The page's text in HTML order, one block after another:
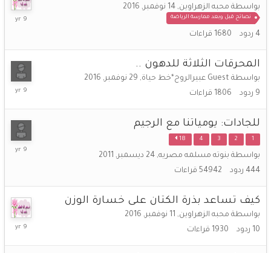
بواسطة محبه الزهراوين, 14 نوفمبر, 2016
نصائح قبل وبعد ممارسة الرياضة
4 ردود 1680 قراءات
المحرقات الثلاثة للدهون ..
بواسطة Guest عبيرالروح*خط حياة , 29 نوفمبر, 2016
9 ردود 1806 قراءات
للجادات: يومياتنا مع الرجيم
1
2
3
4
18
بواسطة بنوته مسلمه مصريه, 24 ديسمبر, 2011
444 ردود 54942 قراءات
26
كيف تساعد بذرة الكتان على خسارة الوزن
بواسطة محبه الزهراوين, 11 نوفمبر, 2016
10 ردود 1930 قراءات
25